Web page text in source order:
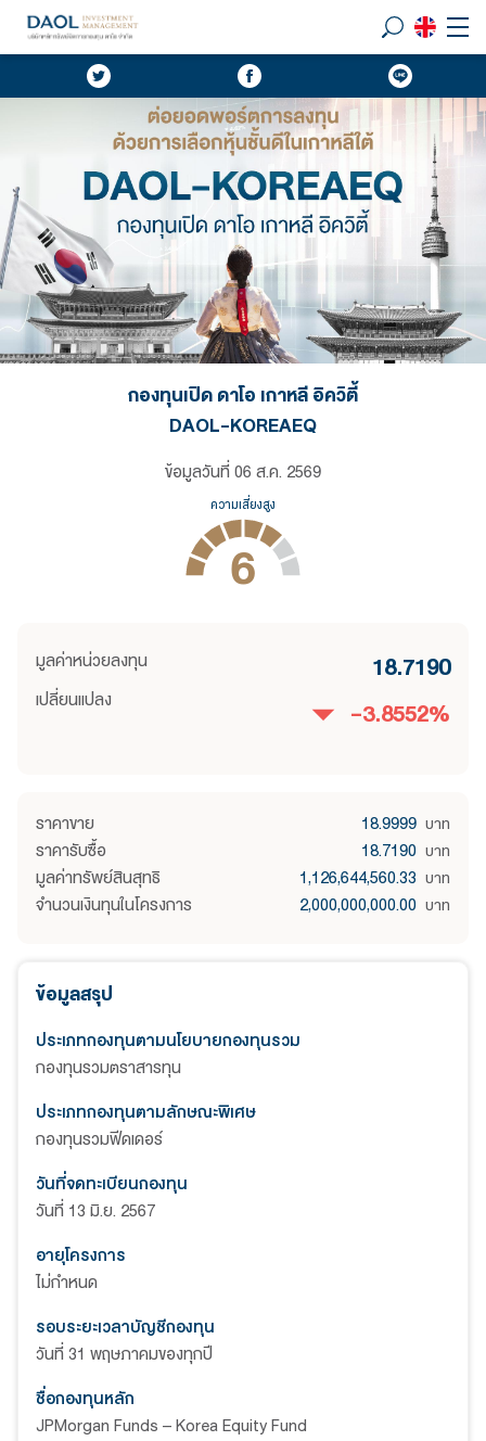
กองทุนเปิด ดาโอ เกาหลี อิควิตี้
DAOL-KOREAEQ
ข้อมูลวันที่ 06 ส.ค. 2569
ความเสี่ยงสูง
6
มูลค่าหน่วยลงทุน 18.7190
เปลี่ยนแปลง -3.8552%
ราคาขาย 18.9999 บาท
ราคารับซื้อ 18.7190 บาท
มูลค่าทรัพย์สินสุทธิ 1,126,644,560.33 บาท
จำนวนเงินทุนในโครงการ 2,000,000,000.00 บาท
ข้อมูลสรุป
ประเภทกองทุนตามนโยบายกองทุนรวม
กองทุนรวมตราสารทุน
ประเภทกองทุนตามลักษณะพิเศษ
กองทุนรวมฟีดเดอร์
วันที่จดทะเบียนกองทุน
วันที่ 13 มิ.ย. 2567
อายุโครงการ
ไม่กำหนด
รอบระยะเวลาบัญชีกองทุน
วันที่ 31 พฤษภาคมของทุกปี
ชื่อกองทุนหลัก
JPMorgan Funds – Korea Equity Fund